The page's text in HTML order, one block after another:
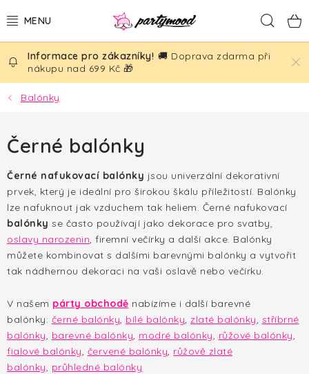
na
BALÓNKY
PÁRTY DEKORACE
TÉMATA
NAROZENINY
SVATBA
AKČNÍ CENY!
HALLOWEEN
SILVESTR
🚚 Doprava zdarma při
nákupu nad 699 Kč 🎁
Balónky
Černé balónky
Černé nafukovací balónky jsou univerzální dekorativní
prvek, který je ideální pro širokou škálu příležitostí. Balónky
lze nafuknout jak vzduchem tak heliem. Černé nafukovací
balónky se často používají jako dekorace pro svatby,
oslavy narozenin, firemní večírky a další akce. Balónky
můžete kombinovat s dalšími barevnými balónky a vytvořit
tak nádhernou dekoraci na vaši oslavě nebo večírku.
V našem párty obchodě nabízíme i další barevné
balónky: černé balónky, bílé balónky, zlaté balónky, stříbrné
balónky, barevné balónky, modré balónky, růžové balónky,
fialové balónky, červené balónky, růžově zlaté
balónky, průhledné balónky